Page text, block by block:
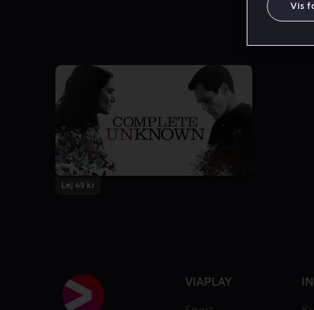
Lej 49 kr
VIAPLAY
Vis